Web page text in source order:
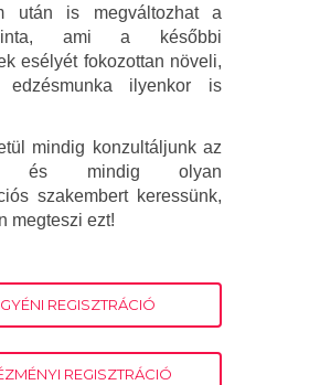
után is megváltozhat a
ami a későbbi
esélyét fokozottan növeli,
ilyenkor is
mindig konzultáljunk az
és mindig olyan
szakembert keressünk,
megteszi ezt!
REGISZTRÁCIÓ
REGISZTRÁCIÓ